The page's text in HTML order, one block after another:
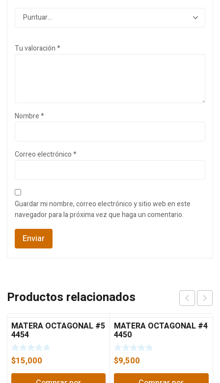
Tu valoración*
Nombre*
Correo electrónico*
Guardar mi nombre, correo electrónico y sitio web en este
navegador para la próxima vez que haga un comentario.
Productos relacionados
MATERA OCTAGONAL #5
4454
$15,000
MATERA OCTAGONAL #4
4450
$9,500